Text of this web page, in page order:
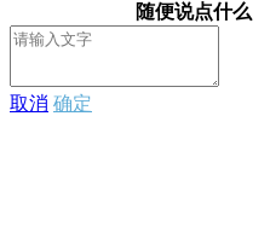
随便说点什么
取消 确定